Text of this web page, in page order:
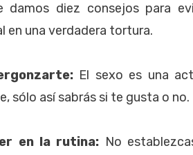
damos diez consejos para
en una verdadera tortura.
El sexo es una
sólo así sabrás si te gusta o no.
en la rutina: No